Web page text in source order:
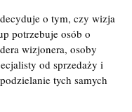
o tym, czy wizja
potrzebuje osób o
wizjonera, osoby
od sprzedaży i
tych samych